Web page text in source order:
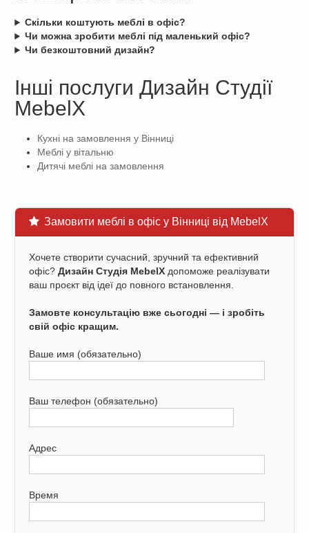
Скільки коштують меблі в офіс?
Чи можна зробити меблі під маленький офіс?
Чи безкоштовний дизайн?
Інші послуги Дизайн Студії
MebelX
Кухні на замовлення у Вінниці
Меблі у вітальню
Дитячі меблі на замовлення
Замовити меблі в офіс у Вінниці від MebelX
Хочете створити сучасний, зручний та ефективний
офіс?Дизайн Студія MebelX допоможе реалізувати
ваш проєкт від ідеї до повного встановлення.
Замовте консультацію вже сьогодні — і зробіть
свій офіс кращим.
Ваше имя (обязательно)
Ваш телефон (обязательно)
Адрес
Время